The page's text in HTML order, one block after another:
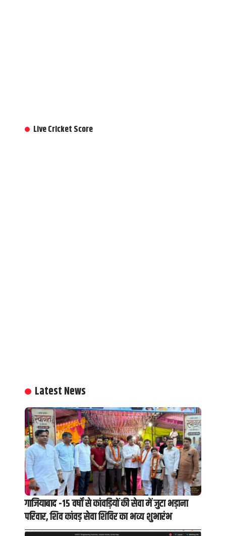
Live Cricket Score
Latest News
गाजियाबाद -15 वर्षों से कांवड़ियों की सेवा में जुटा भड़ाना
परिवार, शिव कांवड़ सेवा शिविर का भव्य शुभारंभ